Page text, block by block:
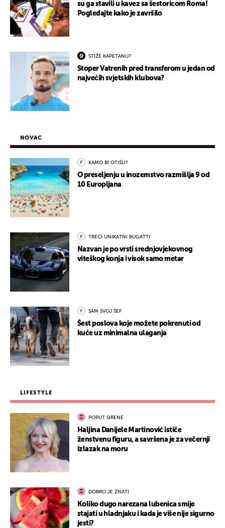
su ga stavili u kavez sa šestoricom Roma!
Pogledajte kako je završilo
STIŽE KAPETANU?
Stoper Vatrenih pred transferom u jedan od
najvećih svjetskih klubova?
NOVAC
KAMO BI OTIŠLI?
O preseljenju u inozemstvo razmišlja 9 od
10 Europljana
TREĆI UNIKATNI BUGATTI
Nazvan je po vrsti srednjovjekovnog
viteškog konja i visok samo metar
SAM SVOJ ŠEF
Šest poslova koje možete pokrenuti od
kuće uz minimalna ulaganja
LIFESTYLE
POPUT SIRENE
Haljina Danijele Martinović ističe
ženstvenu figuru, a savršena je za večernji
izlazak na moru
DOBRO JE ZNATI
Koliko dugo narezana lubenica smije
stajati u hladnjaku i kada je više nije sigurno
jesti?